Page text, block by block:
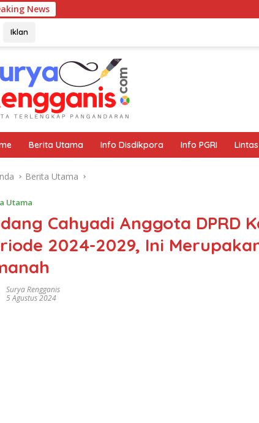
News Semarak HUT RI
Iklan
Berita Utama Info Disdikpora Info PGRI
Berita Utama
Utama
Cahyadi Anggota DPRD
2024-2029, Ini
Surya Rengganis
5 Agustus 2024